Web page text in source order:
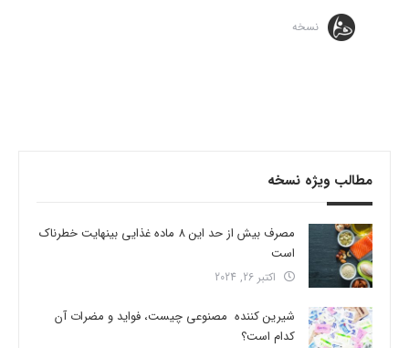
نسخه
مطالب ویژه نسخه
مصرف بیش از حد این 8 ماده غذایی بینهایت خطرناک
است
اکتبر 26, 2024
شیرین کننده مصنوعی چیست، فواید و مضرات آن
کدام است؟